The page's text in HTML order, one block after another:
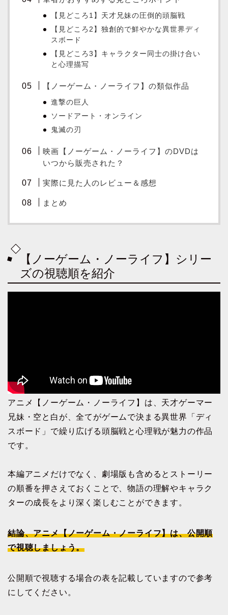
【見どころ1】天才兄妹の圧倒的頭脳戦
【見どころ2】独創的で鮮やかな異世界ディ
スボード
【見どころ3】キャラクター同士の掛け合い
と心理描写
【ノーゲーム・ノーライフ】の類似作品
進撃の巨人
ソードアート・オンライン
鬼滅の刃
映画【ノーゲーム・ノーライフ】のDVDは
いつから販売された？
実際に見た人のレビュー＆感想
まとめ
【ノーゲーム・ノーライフ】シリー
ズの視聴順を紹介
アニメ【ノーゲーム・ノーライフ】は、天才ゲーマー
兄妹・空と白が、全てがゲームで決まる異世界「ディ
スボード」で繰り広げる頭脳戦と心理戦が魅力の作品
です。
本編アニメだけでなく、劇場版も含めるとストーリー
の順番を押さえておくことで、物語の理解やキャラク
ターの成長をより深く楽しむことができます。
結論、アニメ【ノーゲーム・ノーライフ】は、公開順
で視聴しましょう。
公開順で視聴する場合の表を記載していますので参考
にしてください。